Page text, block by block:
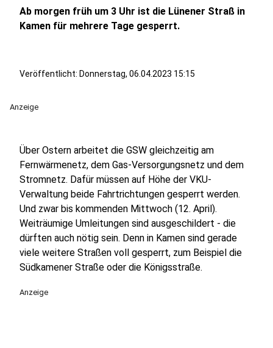
Ab morgen früh um 3 Uhr ist die Lünener Straß in
Kamen für mehrere Tage gesperrt.
Veröffentlicht: Donnerstag, 06.04.2023 15:15
Anzeige
Über Ostern arbeitet die GSW gleichzeitig am
Fernwärmenetz, dem Gas-Versorgungsnetz und dem
Stromnetz. Dafür müssen auf Höhe der VKU-
Verwaltung beide Fahrtrichtungen gesperrt werden.
Und zwar bis kommenden Mittwoch (12. April).
Weiträumige Umleitungen sind ausgeschildert - die
dürften auch nötig sein. Denn in Kamen sind gerade
viele weitere Straßen voll gesperrt, zum Beispiel die
Südkamener Straße oder die Königsstraße.
Anzeige